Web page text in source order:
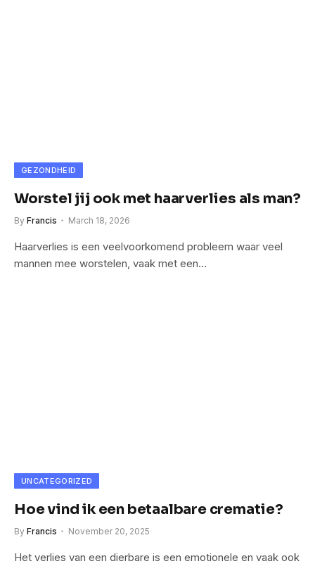
GEZONDHEID
Worstel jij ook met haarverlies als man?
By Francis March 18, 2026
Haarverlies is een veelvoorkomend probleem waar veel
mannen mee worstelen, vaak met een…
UNCATEGORIZED
Hoe vind ik een betaalbare crematie?
By Francis November 20, 2025
Het verlies van een dierbare is een emotionele en vaak ook